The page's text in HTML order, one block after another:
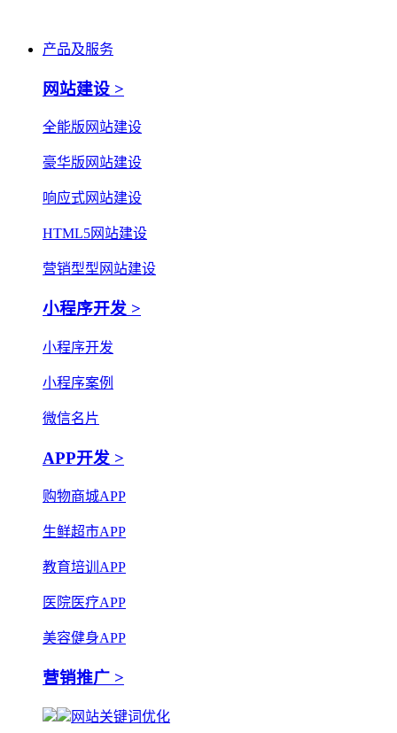
产品及服务
网站建设 >
全能版网站建设
豪华版网站建设
响应式网站建设
HTML5网站建设
营销型型网站建设
小程序开发 >
小程序开发
小程序案例
微信名片
APP开发 >
购物商城APP
生鲜超市APP
教育培训APP
医院医疗APP
美容健身APP
营销推广 >
网站关键词优化